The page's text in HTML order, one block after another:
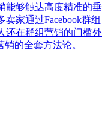
能够触达高度精准的垂
家通过Facebook群组
还在群组营销的门槛外
的全套方法论。